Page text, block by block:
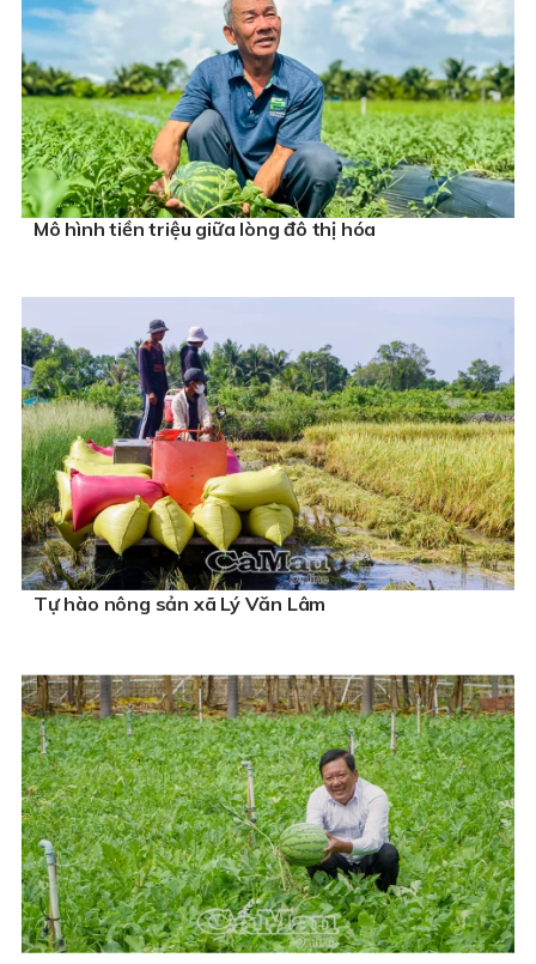
Mô hình tiền triệu giữa lòng đô thị hóa
Tự hào nông sản xã Lý Văn Lâm